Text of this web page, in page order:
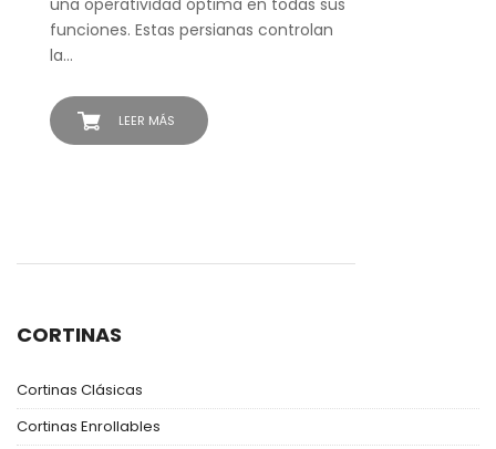
CORTINAS
Cortinas Clásicas
Cortinas Enrollables
LEER MÁS
una operatividad óptima en todas sus
funciones. Estas persianas controlan
la…